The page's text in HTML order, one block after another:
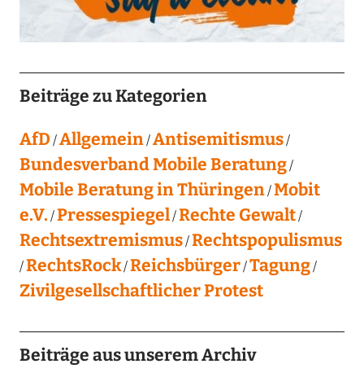
Beiträge zu Kategorien
AfD Allgemein Antisemitismus
Bundesverband Mobile Beratung
Mobile Beratung in Thüringen Mobit
e.V. Pressespiegel Rechte Gewalt
Rechtsextremismus Rechtspopulismus
RechtsRock Reichsbürger Tagung
Zivilgesellschaftlicher Protest
Beiträge aus unserem Archiv